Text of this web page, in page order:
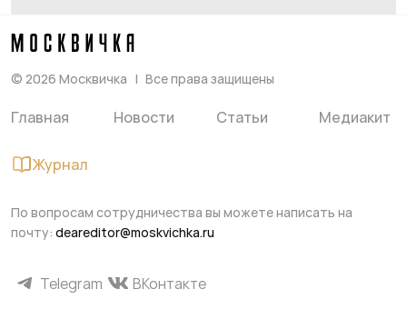
© 2026 Москвичка Все права защищены
Главная Новости Статьи Медиакит
Журнал
По вопросам сотрудничества вы можете написать на
почту: deareditor@moskvichka.ru
Telegram ВКонтакте